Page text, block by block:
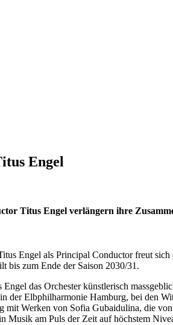
Engel
Titus Engel verlängern ihre
Engel als Principal Conductor freut
bis zum Ende der Saison 2030/31.
das Orchester künstlerisch
der Elbphilharmonie Hamburg, bei den
mit Werken von Sofia Gubaidulina, die
Musik am Puls der Zeit auf höchstem